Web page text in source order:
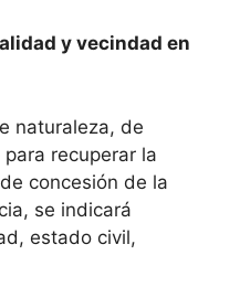
y vecindad en
naturaleza, de
recuperar la
concesión de la
se indicará
estado civil,